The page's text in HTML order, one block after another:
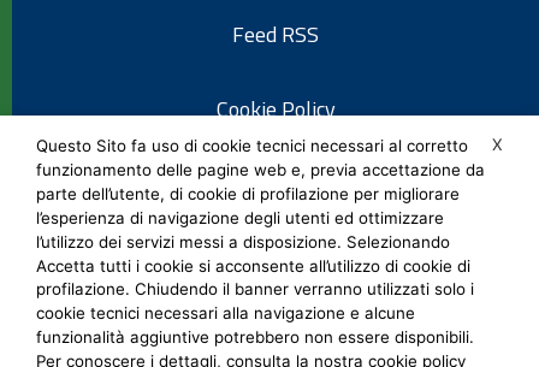
Feed RSS
Cookie Policy
Informativa privacy
Note legali
Social Media Policy
X
Questo Sito fa uso di cookie tecnici necessari al corretto
funzionamento delle pagine web e, previa accettazione da
parte dell’utente, di cookie di profilazione per migliorare
l’esperienza di navigazione degli utenti ed ottimizzare
l’utilizzo dei servizi messi a disposizione. Selezionando
Accetta tutti i cookie si acconsente all’utilizzo di cookie di
profilazione. Chiudendo il banner verranno utilizzati solo i
cookie tecnici necessari alla navigazione e alcune
funzionalità aggiuntive potrebbero non essere disponibili.
Per conoscere i dettagli, consulta la nostra cookie policy